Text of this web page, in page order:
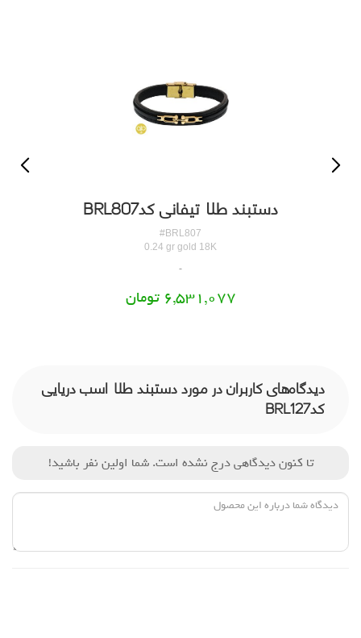
دستبند طلا تیفانی کدBRL807
#BRL807
0.24 gr gold 18K
6,531,077 تومان
دیدگاه‌های کاربران در مورد دستبند طلا اسب دریایی
کدBRL127
تا کنون دیدگاهی درج نشده است. شما اولین نفر باشید!